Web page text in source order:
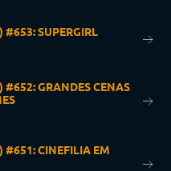
#653: SUPERGIRL
GRANDES CENAS
#651: CINEFILIA EM